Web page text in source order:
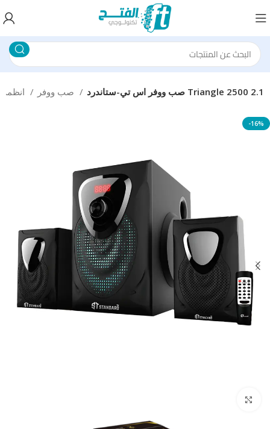
صب ووفر اس تي-ستاندرد Triangle 2500 2.1
-16%